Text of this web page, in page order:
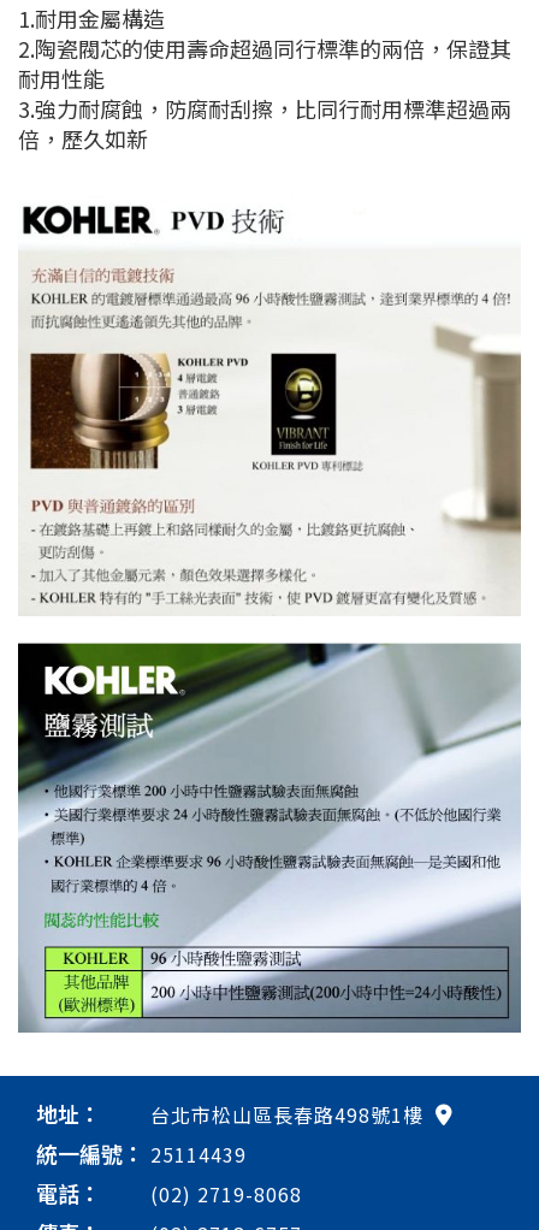
1.耐用金屬構造
2.陶瓷閥芯的使用壽命超過同行標準的兩倍，保證其
耐用性能
3.強力耐腐蝕，防腐耐刮擦，比同行耐用標準超過兩
倍，歷久如新
地址： 台北市松山區長春路498號1樓
統一編號： 25114439
電話： (02) 2719-8068